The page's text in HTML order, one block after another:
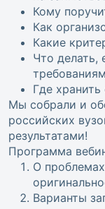
Кому
Как
Какие
Что делать,
Где
Мы собрали и
российских
результатами!
Программа
О
Варианты